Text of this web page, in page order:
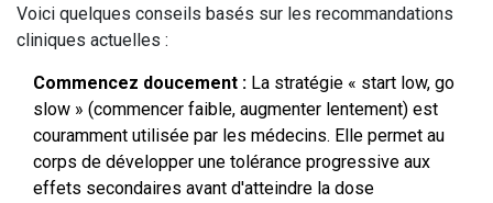
Voici quelques conseils basés sur les recommandations
cliniques actuelles :
Commencez doucement : La stratégie « start low, go
slow » (commencer faible, augmenter lentement) est
couramment utilisée par les médecins. Elle permet au
corps de développer une tolérance progressive aux
effets secondaires avant d'atteindre la dose